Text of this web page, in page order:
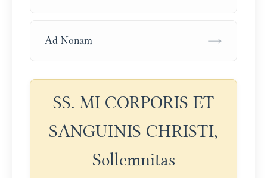
Ad Nonam →
SS. MI CORPORIS ET
SANGUINIS CHRISTI,
Sollemnitas